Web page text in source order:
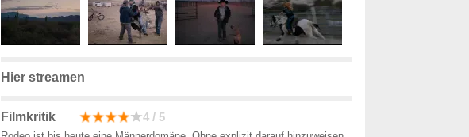
Hier streamen
Filmkritik 4 / 5